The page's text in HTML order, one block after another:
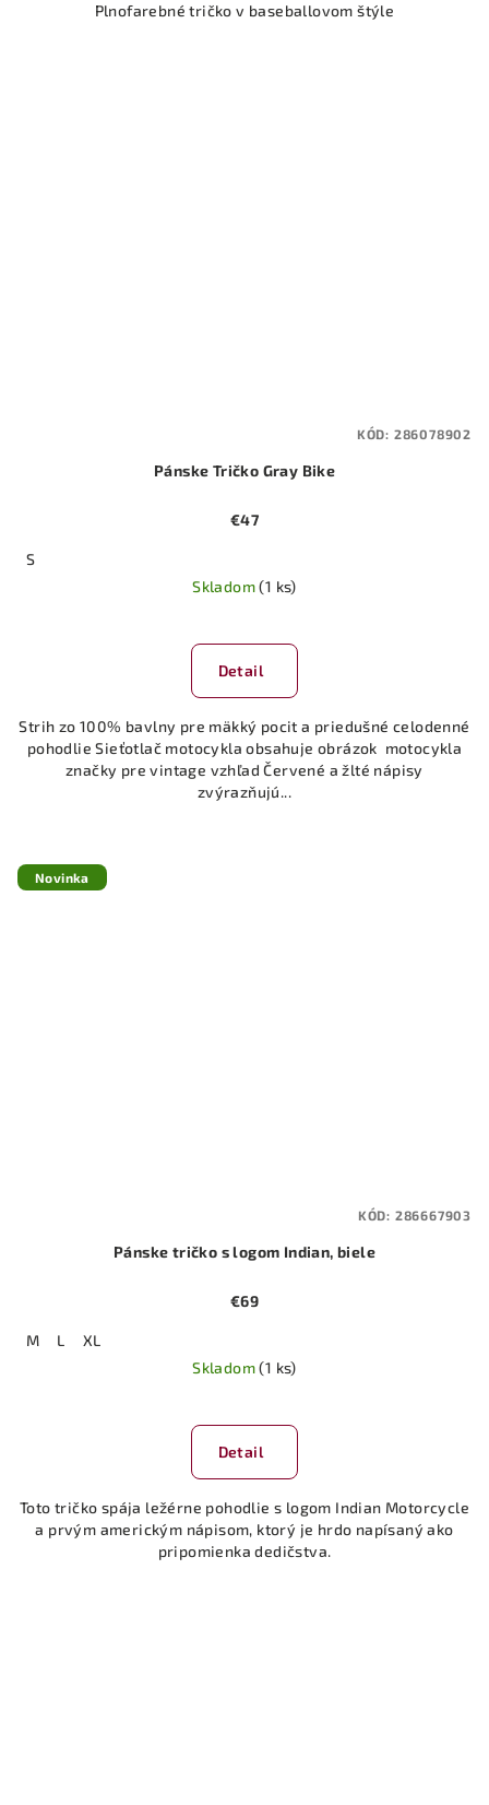
Plnofarebné tričko v baseballovom štýle
Pánske Tričko Gray Bike
€47
S
Skladom(1 ks)
Detail
Strih zo 100% bavlny pre mäkký pocit a priedušné celodenné
pohodlie Sieťotlač motocykla obsahuje obrázok motocykla
značky pre vintage vzhľad Červené a žlté nápisy
zvýrazňujú...
KÓD: 286078902
Novinka
Pánske tričko s logom Indian, biele
€69
M L
XL
Skladom(1 ks)
Detail
Toto tričko spája ležérne pohodlie s logom Indian Motorcycle
a prvým americkým nápisom, ktorý je hrdo napísaný ako
pripomienka dedičstva.
KÓD: 286667903